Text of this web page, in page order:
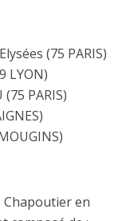
(75 PARIS)
PARIS)
Chapoutier en